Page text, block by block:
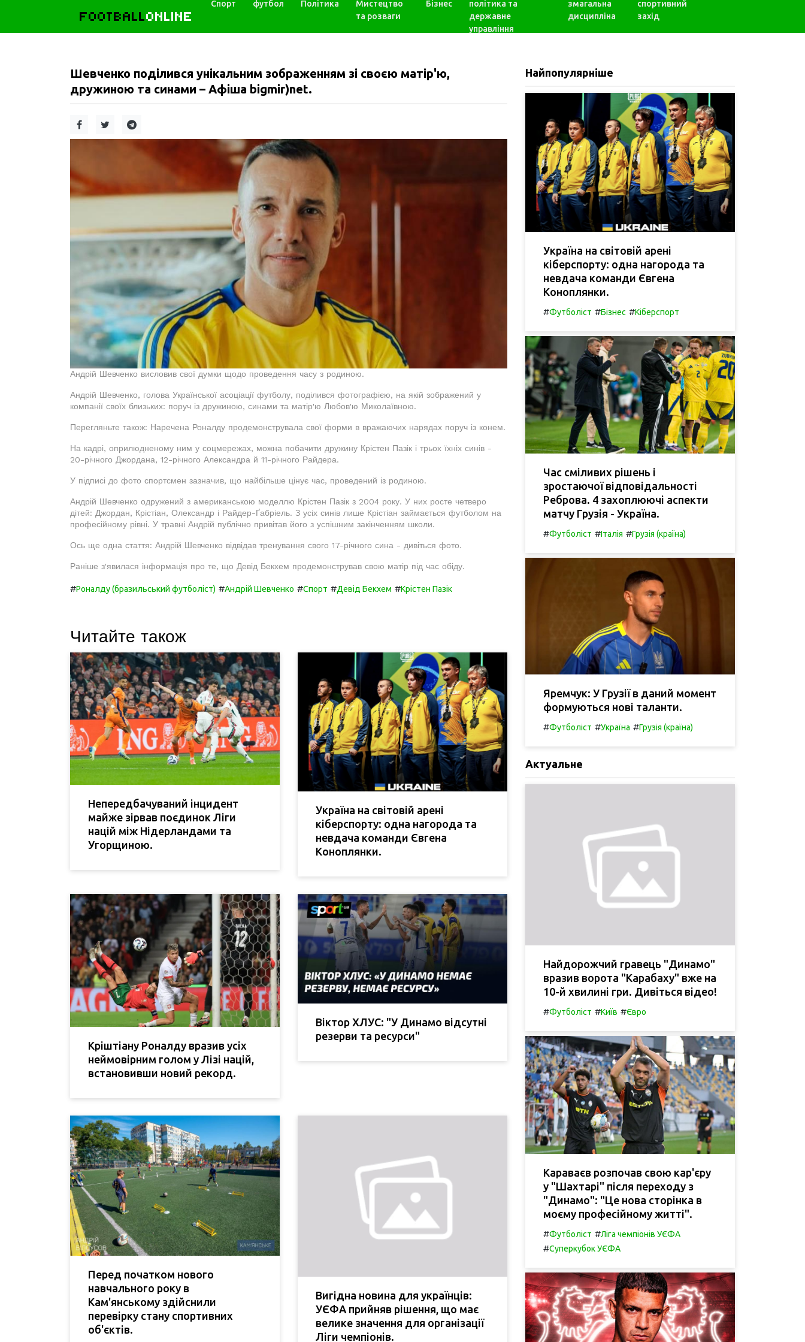
FOOTBALLONLINE
Спорт футбол Політика
Мистецтво
та розваги
Бізнес
політика та
державне
управління
змагальна
дисципліна
спортивний
захід
Шевченко поділився унікальним зображенням зі своєю матір'ю,
дружиною та синами – Афіша bigmir)net.
Андрій Шевченко висловив свої думки щодо проведення часу з родиною.
Андрій Шевченко, голова Української асоціації футболу, поділився фотографією, на якій зображений у
компанії своїх близьких: поруч із дружиною, синами та матір'ю Любов'ю Миколаївною.
Перегляньте також: Наречена Роналду продемонструвала свої форми в вражаючих нарядах поруч із конем.
На кадрі, оприлюдненому ним у соцмережах, можна побачити дружину Крістен Пазік і трьох їхніх синів -
20-річного Джордана, 12-річного Александра й 11-річного Райдера.
У підписі до фото спортсмен зазначив, що найбільше цінує час, проведений із родиною.
Андрій Шевченко одружений з американською моделлю Крістен Пазік з 2004 року. У них росте четверо
дітей: Джордан, Крістіан, Олександр і Райдер-Ґабріель. З усіх синів лише Крістіан займається футболом на
професійному рівні. У травні Андрій публічно привітав його з успішним закінченням школи.
Ось ще одна стаття: Андрій Шевченко відвідав тренування свого 17-річного сина - дивіться фото.
Раніше з'явилася інформація про те, що Девід Бекхем продемонстрував свою матір під час обіду.
#Роналду (бразильський футболіст) #Андрій Шевченко #Спорт #Девід Бекхем #Крістен Пазік
Читайте також
Непередбачуваний інцидент
майже зірвав поєдинок Ліги
націй між Нідерландами та
Угорщиною.
Україна на світовій арені
кіберспорту: одна нагорода та
невдача команди Євгена
Коноплянки.
Кріштіану Роналду вразив усіх
неймовірним голом у Лізі націй,
встановивши новий рекорд.
Віктор ХЛУС: "У Динамо відсутні
резерви та ресурси"
Перед початком нового
навчального року в
Кам'янському здійснили
перевірку стану спортивних
об'єктів.
Вигідна новина для українців:
УЄФА прийняв рішення, що має
велике значення для організації
Ліги чемпіонів.
Найпопулярніше
Україна на світовій арені
кіберспорту: одна нагорода та
невдача команди Євгена
Коноплянки.
#Футболіст #Бізнес #Кіберспорт
Час сміливих рішень і
зростаючої відповідальності
Реброва. 4 захоплюючі аспекти
матчу Грузія - Україна.
#Футболіст #Італія #Грузія (країна)
Яремчук: У Грузії в даний момент
формуються нові таланти.
#Футболіст #Україна #Грузія (країна)
Актуальне
Найдорожчий гравець "Динамо"
вразив ворота "Карабаху" вже на
10-й хвилині гри. Дивіться відео!
#Футболіст #Київ #Євро
Караваєв розпочав свою кар'єру
у "Шахтарі" після переходу з
"Динамо": "Це нова сторінка в
моєму професійному житті".
#Футболіст #Ліга чемпіонів УЄФА
#Суперкубок УЄФА